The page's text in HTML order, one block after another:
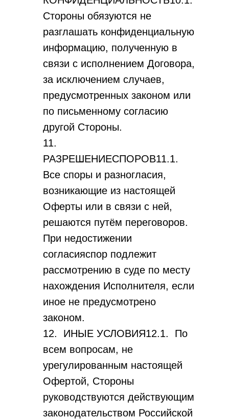
Стороны обязуются не
разглашать конфиденциальную
информацию, полученную в
связи с исполнением Договора,
за исключением случаев,
предусмотренных законом или
по письменному согласию
другой Стороны.
11.
РАЗРЕШЕНИЕСПОРОВ11.1.
Все споры и разногласия,
возникающие из настоящей
Оферты или в связи с ней,
решаются путём переговоров.
При недостижении
согласияспор подлежит
рассмотрению в суде по месту
нахождения Исполнителя, если
иное не предусмотрено
законом.
12. ИНЫЕ УСЛОВИЯ12.1. По
всем вопросам, не
урегулированным настоящей
Офертой, Стороны
руководствуются действующим
законодательством Российской